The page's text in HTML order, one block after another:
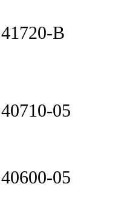
41720-B
40710-05
40600-05